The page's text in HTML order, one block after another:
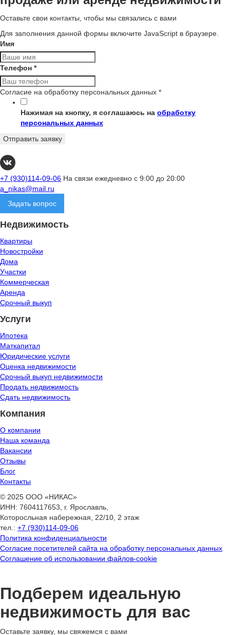
Оставьте свои контакты, чтобы мы связались с вами
Для заполнения данной формы включите JavaScript в браузере.
Имя
Телефон *
Согласие на обработку персональных данных *
Нажимая на кнопку, я соглашаюсь на обработку
персональных данных
Отправить заявку
+7 (930)114-09-06 На связи ежедневно с 9:00 до 20:00
a_nikas@mail.ru
Задать вопрос
Недвижимость
Квартиры
Новостройки
Дома
Участки
Коммерческая
Аренда
Срочный выкуп
Услуги
Ипотека
Маткапитал
Юридические услуги
Оценка недвижимости
Срочный выкуп недвижимости
Продать недвижимость
Сдать недвижимость
Компания
О компании
Наша команда
Вакансии
Отзывы
Блог
Контакты
© 2025 ООО «НИКАС»
ИНН: 7604117653, г. Ярославль,
Которосльная набережная, 22/10, 2 этаж
тел.: +7 (930)114-09-06
Политика конфиденциальности
Согласие посетителей сайта на обработку персональных данных
Соглашение об использовании файлов-cookie
Подберем идеальную
недвижимость для вас
Оставьте заявку, мы свяжемся с вами